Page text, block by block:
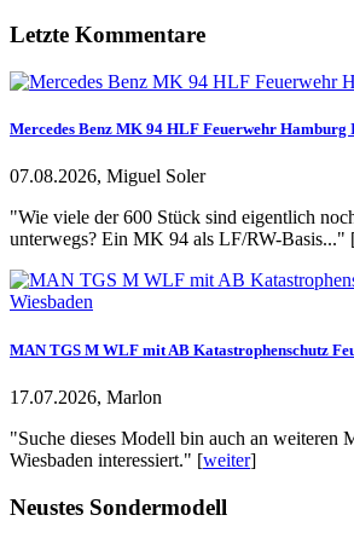
Letzte Kommentare
Mercedes Benz MK 94 HLF Feuerwehr Hamburg
07.08.2026, Miguel Soler
"Wie viele der 600 Stück sind eigentlich
unterwegs? Ein MK 94 als LF/RW-Basis..."
MAN TGS M WLF mit AB Katastrophenschutz
17.07.2026, Marlon
"Suche dieses Modell bin auch an weiteren
Wiesbaden interessiert." [weiter]
Neustes Sondermodell